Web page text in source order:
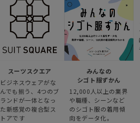
スーツスクエア
ビジネスウェアがな
んでも揃う、4つのブ
ランドが一体となっ
た新感覚の複合型ス
トアです
みんなの
シゴト服ずかん
12,000人以上の業界
や職種、シーンなど
のシゴト服の着用傾
向をデータ化。